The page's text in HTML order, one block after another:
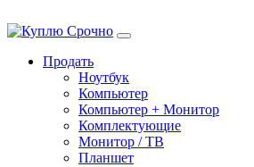
Продать
Ноутбук
Компьютер
Компьютер + Монитор
Комплектующие
Монитор / ТВ
Планшет